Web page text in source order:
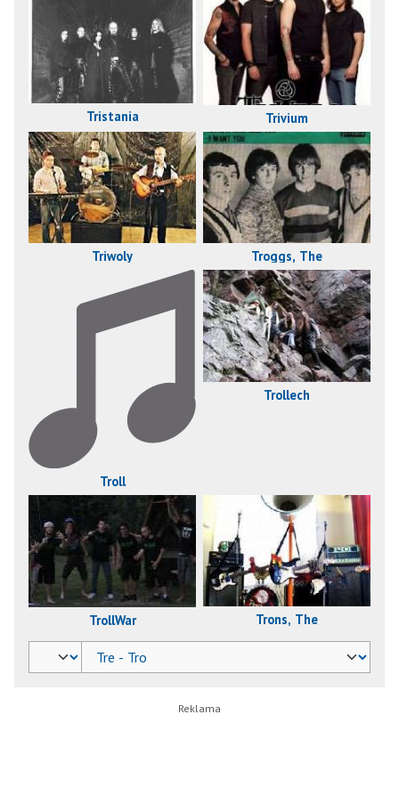
Tristania Trivium
Triwoly Troggs, The
Troll
Trollech
TrollWar Trons, The